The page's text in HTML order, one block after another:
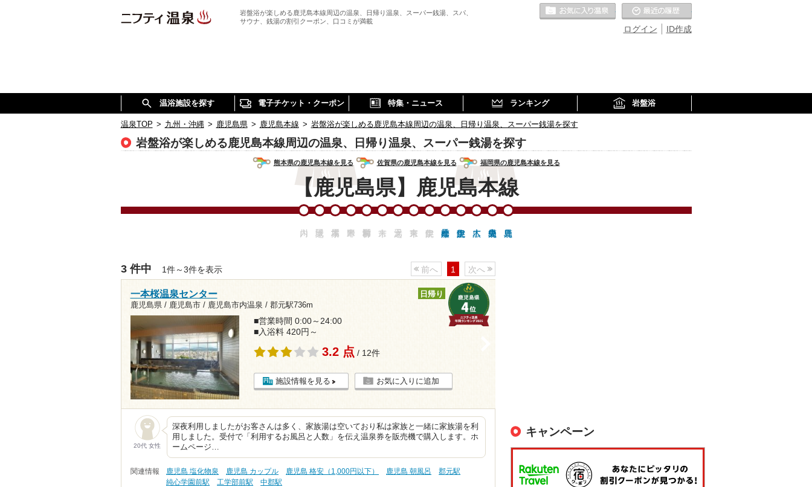
岩盤浴が楽しめる鹿児島本線周辺の温泉、日帰り温泉、スーパー銭湯、スパ、
サウナ、銭湯の割引クーポン、口コミが満載
ID作成
ログイン
お気に入りの温泉
温浴施設を探す 電子チケット・クーポン 特集・ニュース ランキング 岩盤浴
温泉TOP > 九州・沖縄 > 鹿児島県 > 鹿児島本線 > 岩盤浴が楽しめる鹿児島本線周辺の温泉、日帰り温泉、スーパー銭湯を探す
岩盤浴が楽しめる鹿児島本線周辺の温泉、日帰り温泉、スーパー銭湯を探す
熊本県の鹿児島本線を見る 佐賀県の鹿児島本線を見る 福岡県の鹿児島本線を見る
【鹿児島県】鹿児島本線
3 件中 1件～3件を表示 前へ 1 次へ
一本桜温泉センター
鹿児島県 / 鹿児島市 / 鹿児島市内温泉 / 郡元駅736m
日帰り
■営業時間 0:00～24:00
■入浴料 420円～
3.2 点 / 12件
施設情報を見る お気に入りに追加
20代 女性
深夜利用しましたがお客さんは多く、家族湯は空いており私は家族と一緒に家族湯を利
用しました。受付で「利用するお風呂と人数」を伝え温泉券を販売機で購入します。ホ
ームページ…
関連情報 鹿児島 塩化物泉 鹿児島 カップル 鹿児島 格安（1,000円以下） 鹿児島 朝風呂
郡元駅
純心学園前駅
工学部前駅 中郡駅
キャンペーン